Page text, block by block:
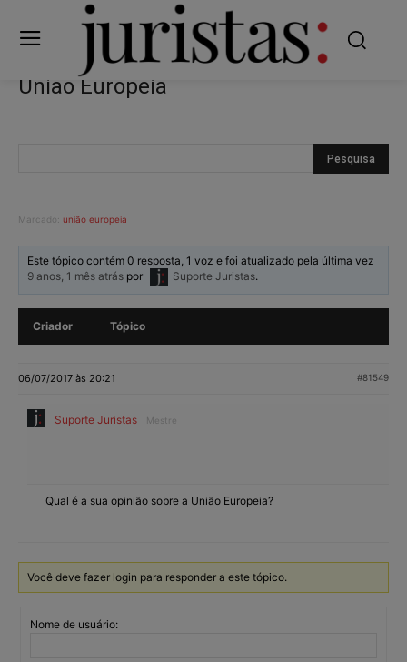
União Europeia
Marcado: união europeia
Este tópico contém 0 resposta, 1 voz e foi atualizado pela última vez
9 anos, 1 mês atrás por Suporte Juristas.
Criador Tópico
06/07/2017 às 20:21 #81549
Suporte Juristas Mestre
Qual é a sua opinião sobre a União Europeia?
Você deve fazer login para responder a este tópico.
Nome de usuário: